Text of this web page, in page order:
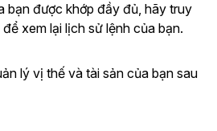
bạn được khớp đầy đủ, hãy truy
để xem lại lịch sử lệnh của bạn.
lý vị thế và tài sản của bạn sau